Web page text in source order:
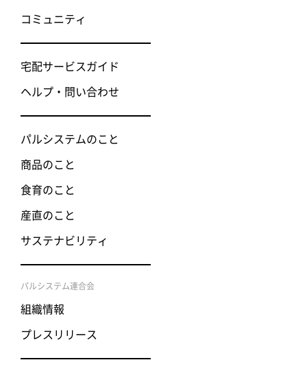
コミュニティ
宅配サービスガイド
ヘルプ・問い合わせ
パルシステムのこと
商品のこと
食育のこと
産直のこと
サステナビリティ
パルシステム連合会
組織情報
プレスリリース